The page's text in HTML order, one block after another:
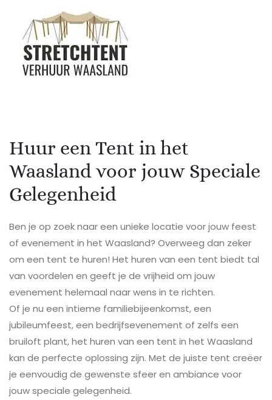
Huur een Tent in het
Waasland voor jouw Speciale
Gelegenheid
Ben je op zoek naar een unieke locatie voor jouw feest
of evenement in het Waasland? Overweeg dan zeker
om een tent te huren! Het huren van een tent biedt tal
van voordelen en geeft je de vrijheid om jouw
evenement helemaal naar wens in te richten.
Of je nu een intieme familiebijeenkomst, een
jubileumfeest, een bedrijfsevenement of zelfs een
bruiloft plant, het huren van een tent in het Waasland
kan de perfecte oplossing zijn. Met de juiste tent creëer
je eenvoudig de gewenste sfeer en ambiance voor
jouw speciale gelegenheid.